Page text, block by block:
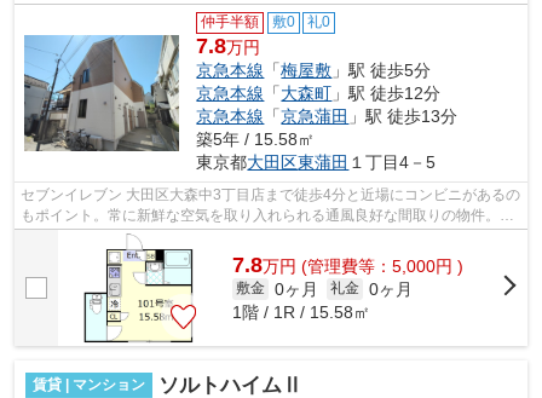
仲手半額 敷0 礼0
7.8万円
京急本線 「梅屋敷 」駅 徒歩5分
京急本線 「大森町 」駅 徒歩12分
京急本線 「京急蒲田 」駅 徒歩13分
築5年 / 15.58㎡
東京都大田区東蒲田 １丁目4－5
セブンイレブン 大田区大森中3丁目店まで徒歩4分と近場にコンビニがあるの
もポイント。常に新鮮な空気を取り入れられる通風良好な間取りの物件。こ
ちらの物件は周辺に駅が2つあるので...
7.8万円 (管理費等：5,000円 )
敷金 0ヶ月 礼金 0ヶ月
1階 / 1R / 15.58㎡
賃貸 | マンション ソルトハイムⅡ